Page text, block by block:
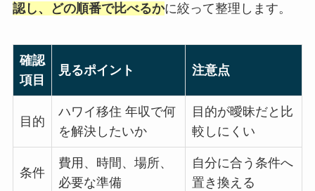
認し、どの順番で比べるかに絞って整理します。
確認
項目
見るポイント 注意点
目的
ハワイ移住 年収で何
を解決したいか
目的が曖昧だと比
較しにくい
条件
費用、時間、場所、
必要な準備
自分に合う条件へ
置き換える